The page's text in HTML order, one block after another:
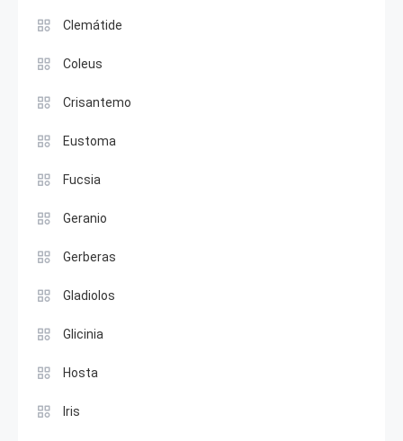
Clemátide
Coleus
Crisantemo
Eustoma
Fucsia
Geranio
Gerberas
Gladiolos
Glicinia
Hosta
Iris